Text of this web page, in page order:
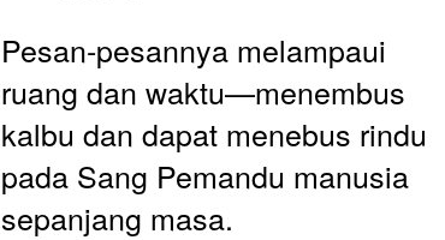
Pesan-pesannya melampaui
ruang dan waktu—menembus
kalbu dan dapat menebus rindu
pada Sang Pemandu manusia
sepanjang masa.